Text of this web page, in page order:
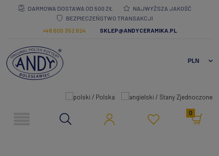
DARMOWA DOSTAWA OD 500 ZŁ
NAJWYŻSZA JAKOŚĆ
BEZPIECZEŃSTWO TRANSAKCJI
+48 600 352 624
SKLEP@ANDYCERAMIKA.PL
0